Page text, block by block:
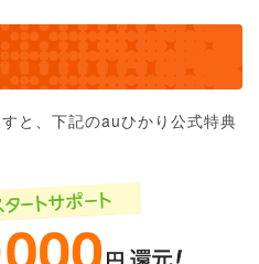
と、下記のauひかり公式特典